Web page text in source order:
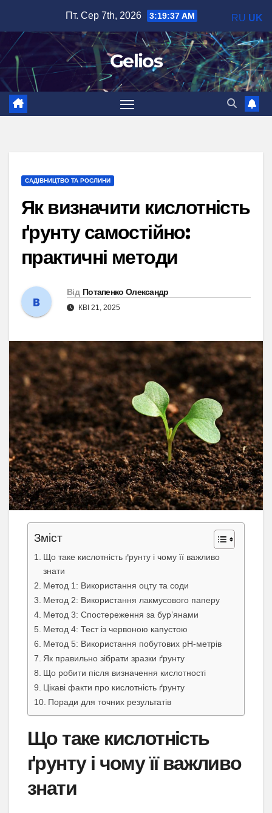
вмісту
Пт. Сер 7th, 2026 3:19:39 AM
Gelios
САДІВНИЦТВО ТА РОСЛИНИ
Як визначити кислотність
ґрунту самостійно:
практичні методи
Від Потапенко Олександр
КВІ 21, 2025
Зміст
Що таке кислотність ґрунту і чому її важливо
знати
Метод 1: Використання оцту та соди
Метод 2: Використання лакмусового паперу
Метод 3: Спостереження за бур’янами
Метод 4: Тест із червоною капустою
Метод 5: Використання побутових pH-метрів
Як правильно зібрати зразки ґрунту
Що робити після визначення кислотності
Цікаві факти про кислотність ґрунту
Поради для точних результатів
Що таке кислотність
ґрунту і чому її важливо
знати
RU UK